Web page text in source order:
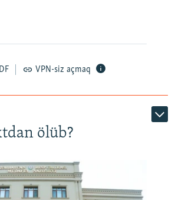
240p 360p 480p
720p 1080p
VPN-siz açmaq
ölüb?